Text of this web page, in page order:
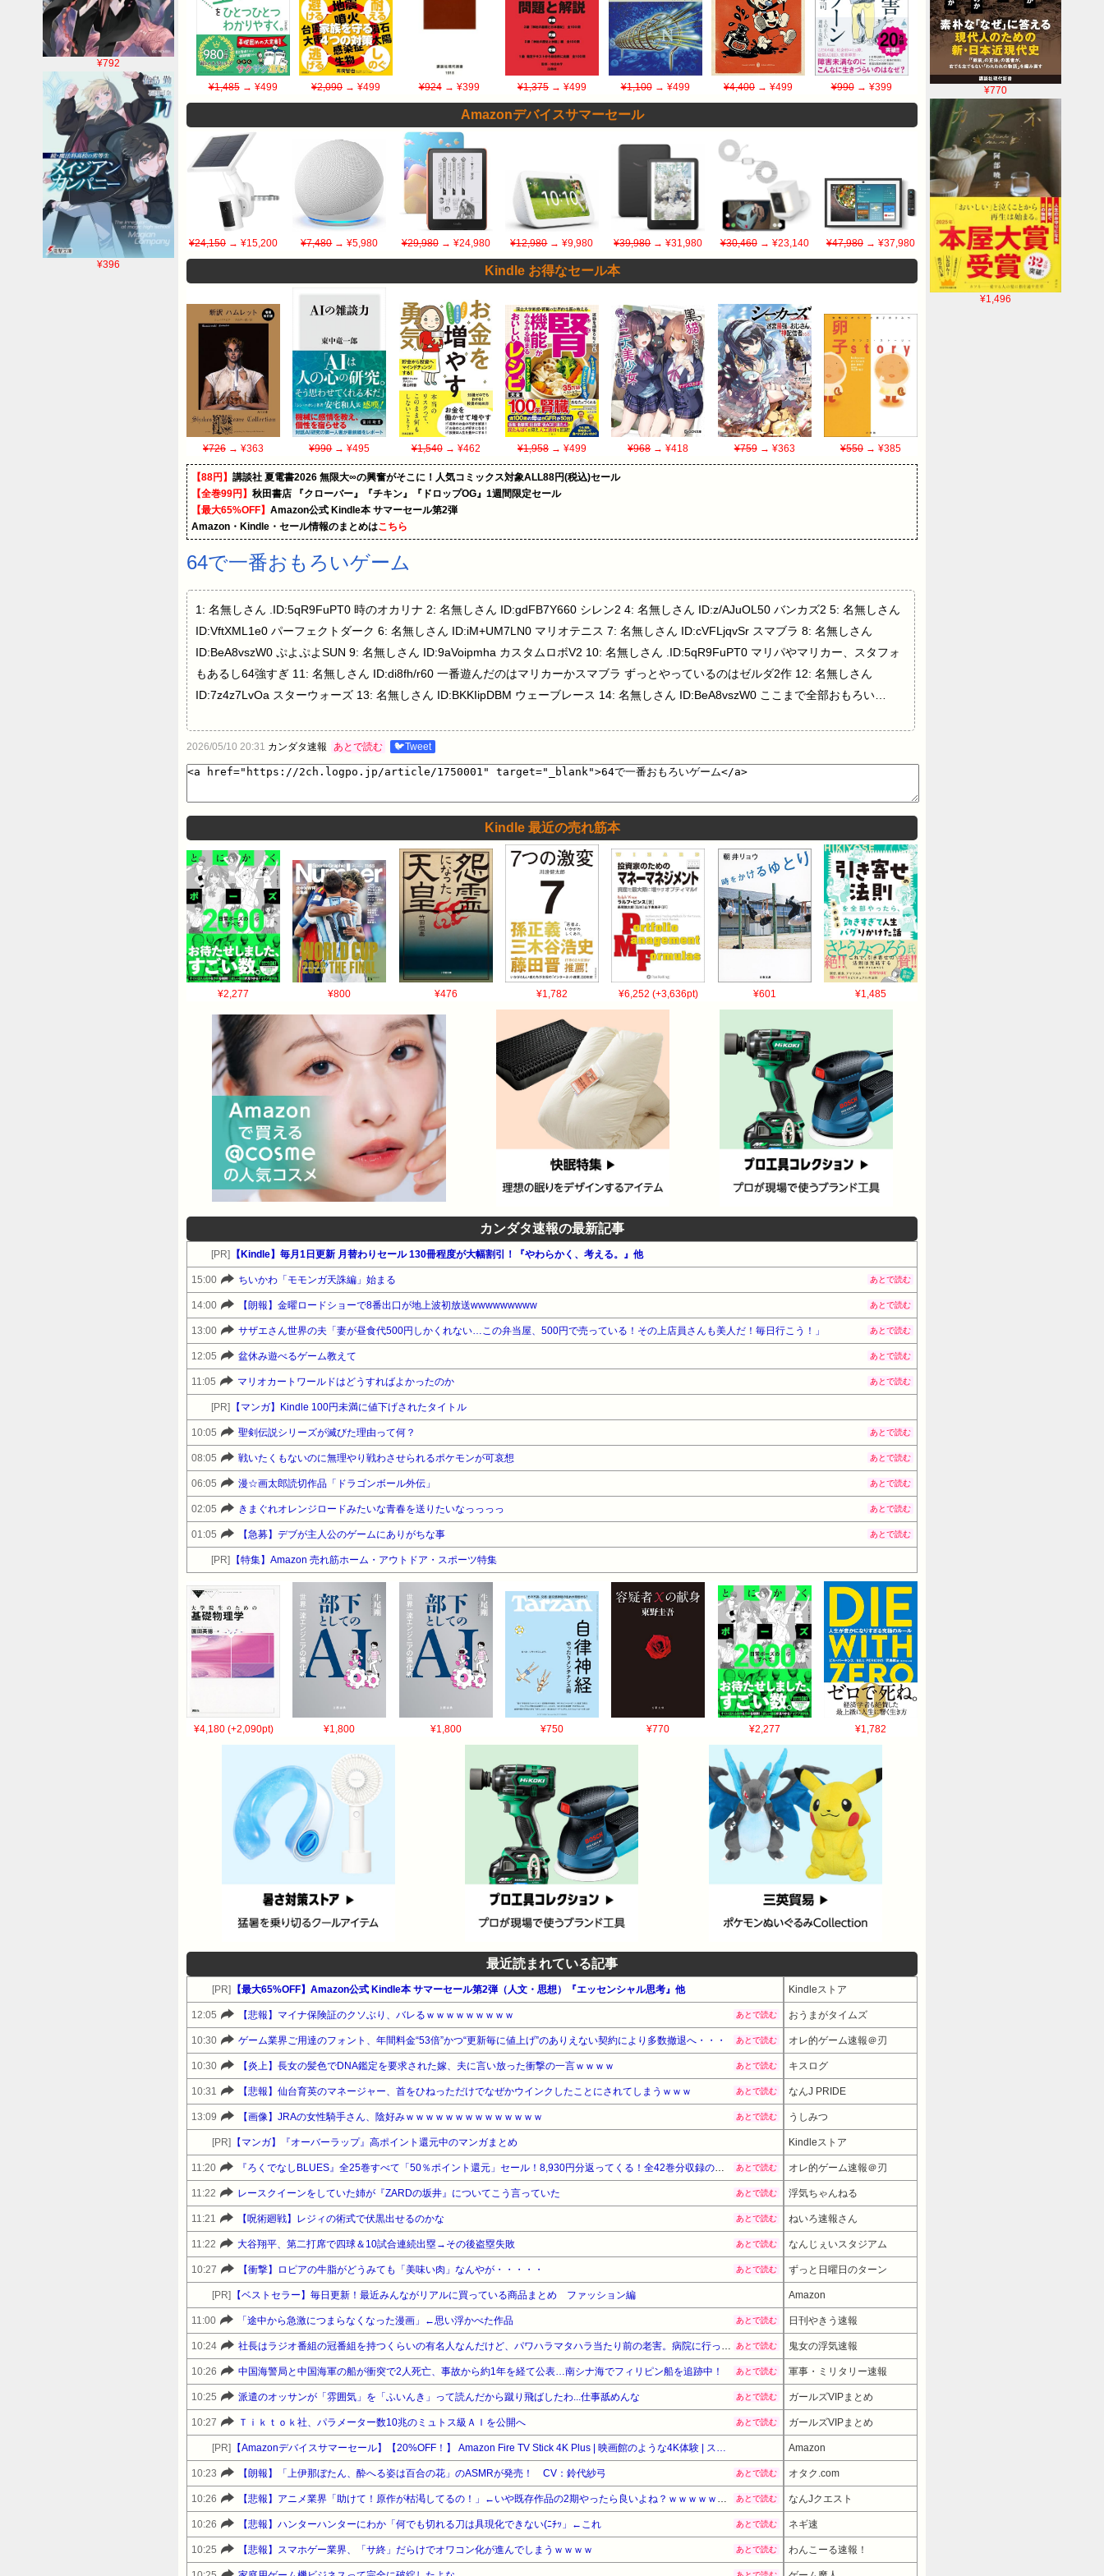
¥770
¥1,496
¥792
¥396
¥1,485→ ¥499 ¥2,090 → ¥499 ¥924→ ¥399 ¥1,375 → ¥499 ¥1,100→ ¥499 ¥4,400 → ¥499 ¥990→ ¥399
Amazonデバイスサマーセール
¥24,150 → ¥15,200 ¥7,480→ ¥5,980 ¥29,980→ ¥24,980 ¥12,980→ ¥9,980 ¥39,980→ ¥31,980 ¥30,460→ ¥23,140 ¥47,980→ ¥37,980
Kindle お得なセール本
¥726 → ¥363 ¥990→ ¥495 ¥1,540→ ¥462 ¥1,958→ ¥499 ¥968→ ¥418 ¥759→ ¥363 ¥550→ ¥385
【88円】 講談社 夏電書2026 無限大∞の興奮がそこに！人気コミックス対象ALL88円(税込)セール
【全巻99円】 秋田書店 『クローバー』『チキン』『ドロップOG』1週間限定セール
【最大65%OFF】 Amazon公式 Kindle本 サマーセール第2弾
Amazon・Kindle・セール情報のまとめはこちら
64で一番おもろいゲーム
1: 名無しさん .ID:5qR9FuPT0 時のオカリナ 2: 名無しさん ID:gdFB7Y660 シレン2 4: 名無しさん ID:z/AJuOL50 バンカズ2 5: 名無しさん
ID:VftXML1e0 パーフェクトダーク 6: 名無しさん ID:iM+UM7LN0 マリオテニス 7: 名無しさん ID:cVFLjqvSr スマブラ 8: 名無しさん
ID:BeA8vszW0 ぷよぷよSUN 9: 名無しさん ID:9aVoipmha カスタムロボV2 10: 名無しさん .ID:5qR9FuPT0 マリパやマリカー、スタフォ
もあるし64強すぎ 11: 名無しさん ID:di8fh/r60 一番遊んだのはマリカーかスマブラ ずっとやっているのはゼルダ2作 12: 名無しさん
ID:7z4z7LvOa スターウォーズ 13: 名無しさん ID:BKKIipDBM ウェーブレース 14: 名無しさん ID:BeA8vszW0 ここまで全部おもろい…
2026/05/10 20:31 カンダタ速報 あとで読む 🐦Tweet
Kindle 最近の売れ筋本
¥2,277 ¥800 ¥476 ¥1,782 ¥6,252 (+3,636pt) ¥601 ¥1,485
カンダタ速報の最新記事
[PR] 【Kindle】毎月1日更新 月替わりセール 130冊程度が大幅割引！『やわらかく、考える。』他
15:00 ちいかわ「モモンガ天誅編」始まる あとで読む
14:00 【朗報】金曜ロードショーで8番出口が地上波初放送wwwwwwwww あとで読む
13:00 サザエさん世界の夫「妻が昼食代500円しかくれない…この弁当屋、500円で売っている！その上店員さんも美人だ！毎日行こう！」 あとで読む
12:05 盆休み遊べるゲーム教えて あとで読む
11:05 マリオカートワールドはどうすればよかったのか あとで読む
[PR] 【マンガ】Kindle 100円未満に値下げされたタイトル
10:05 聖剣伝説シリーズが滅びた理由って何？ あとで読む
08:05 戦いたくもないのに無理やり戦わさせられるポケモンが可哀想 あとで読む
06:05 漫☆画太郎読切作品「ドラゴンボール外伝」 あとで読む
02:05 きまぐれオレンジロードみたいな青春を送りたいなっっっっ あとで読む
01:05 【急募】デブが主人公のゲームにありがちな事 あとで読む
[PR] 【特集】Amazon 売れ筋ホーム・アウトドア・スポーツ特集
¥4,180 (+2,090pt) ¥1,800 ¥1,800 ¥750 ¥770 ¥2,277 ¥1,782
最近読まれている記事
[PR] 【最大65%OFF】Amazon公式 Kindle本 サマーセール第2弾（人文・思想）『エッセンシャル思考』他 Kindleストア
12:05 【悲報】マイナ保険証のクソぶり、バレるｗｗｗｗｗｗｗｗｗ あとで読む おうまがタイムズ
10:30 ゲーム業界ご用達のフォント、年間料金“53倍”かつ“更新毎に値上げ”のありえない契約により多数撤退へ・・・ あとで読む オレ的ゲーム速報＠刃
10:30 【炎上】長女の髪色でDNA鑑定を要求された嫁、夫に言い放った衝撃の一言ｗｗｗｗ あとで読む キスログ
10:31 【悲報】仙台育英のマネージャー、首をひねっただけでなぜかウインクしたことにされてしまうｗｗｗ あとで読む なんJ PRIDE
13:09 【画像】JRAの女性騎手さん、陰好みｗｗｗｗｗｗｗｗｗｗｗｗｗｗ あとで読む うしみつ
[PR] 【マンガ】『オーバーラップ』高ポイント還元中のマンガまとめ Kindleストア
11:20 『ろくでなしBLUES』全25巻すべて「50％ポイント還元」セール！8,930円分返ってくる！全42巻分収録の文庫版！ヤンキー漫画の頂点！ジャンプ黄金期の伝説的な傑作 あとで読む オレ的ゲーム速報＠刃
11:22 レースクイーンをしていた姉が『ZARDの坂井』についてこう言っていた あとで読む 浮気ちゃんねる
11:21 【呪術廻戦】レジィの術式で伏黒出せるのかな あとで読む ねいろ速報さん
11:22 大谷翔平、第二打席で四球＆10試合連続出塁→その後盗塁失敗 あとで読む なんじぇいスタジアム
10:27 【衝撃】ロピアの牛脂がどうみても「美味い肉」なんやが・・・・・ あとで読む ずっと日曜日のターン
[PR] 【ベストセラー】毎日更新！最近みんながリアルに買っている商品まとめ ファッション編 Amazon
11:00 「途中から急激につまらなくなった漫画」←思い浮かべた作品 あとで読む 日刊やきう速報
10:24 社長はラジオ番組の冠番組を持つくらいの有名人なんだけど、パワハラマタハラ当たり前の老害。病院に行っただけで退職勧告を受けた。社長「労基に言うなよ！」と言うけれど…→ あとで読む 鬼女の浮気速報
10:26 中国海警局と中国海軍の船が衝突で2人死亡、事故から約1年を経て公表…南シナ海でフィリピン船を追跡中！ あとで読む 軍事・ミリタリー速報
10:25 派遣のオッサンが「雰囲気」を「ふいんき」って読んだから蹴り飛ばしたわ...仕事舐めんな あとで読む ガールズVIPまとめ
10:27 Ｔｉｋｔｏｋ社、パラメーター数10兆のミュトス級ＡＩを公開へ あとで読む ガールズVIPまとめ
[PR] 【Amazonデバイスサマーセール】【20%OFF！】 Amazon Fire TV Stick 4K Plus | 映画館のような4K体験 | ストリーミングメディアプレイヤー Amazon
10:23 【朗報】「上伊那ぼたん、酔へる姿は百合の花」のASMRが発売！ CV：鈴代紗弓 あとで読む オタク.com
10:26 【悲報】アニメ業界「助けて！原作が枯渇してるの！」←いや既存作品の2期やったら良いよね？ｗｗｗｗｗｗｗｗｗｗ あとで読む なんJクエスト
10:26 【悲報】ハンターハンターにわか「何でも切れる刀は具現化できない(ﾆﾁｯ」←これ あとで読む ネギ速
10:25 【悲報】スマホゲー業界、「サ終」だらけでオワコン化が進んでしまうｗｗｗｗ あとで読む わんこーる速報！